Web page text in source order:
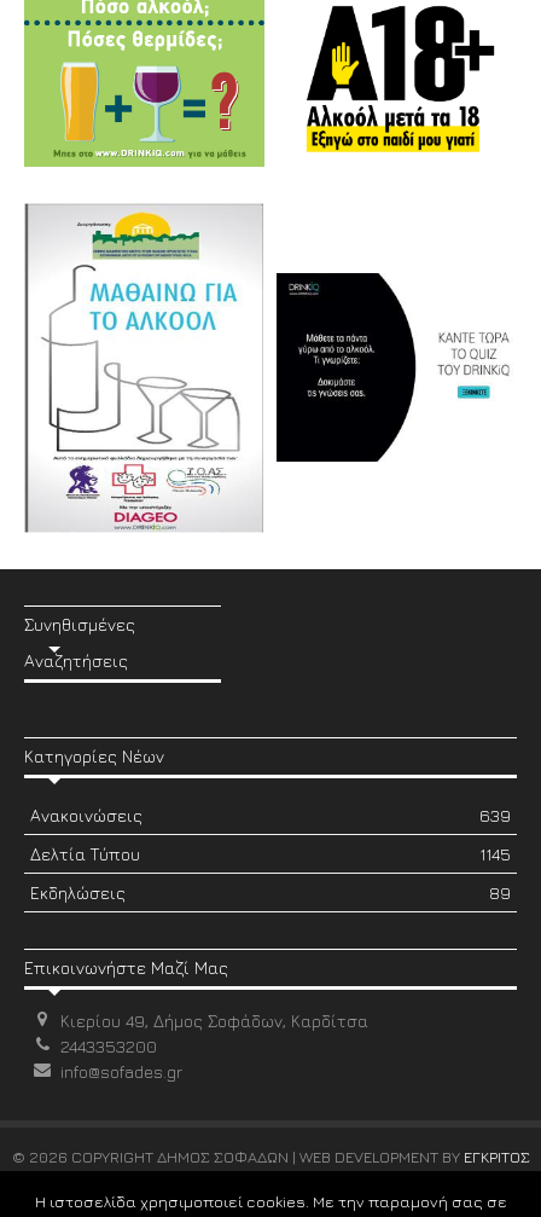
Συνηθισμένες
Αναζητήσεις
Κατηγορίες Νέων
Ανακοινώσεις
639
Δελτία Τύπου
1145
Εκδηλώσεις
89
Επικοινωνήστε Μαζί Μας
Κιερίου 49, Δήμος Σοφάδων, Καρδίτσα
2443353200
info@sofades.gr
© 2026 COPYRIGHT ΔΗΜΟΣ ΣΟΦΑΔΩΝ | WEB DEVELOPMENT BY ΕΓΚΡΙΤΟΣ
Η ιστοσελίδα χρησιμοποιεί cookies. Με την παραμονή σας σε